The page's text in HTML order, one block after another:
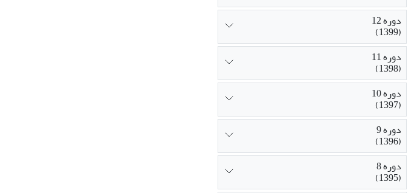
دوره 12
(1399)
دوره 11
(1398)
دوره 10
(1397)
دوره 9
(1396)
دوره 8
(1395)